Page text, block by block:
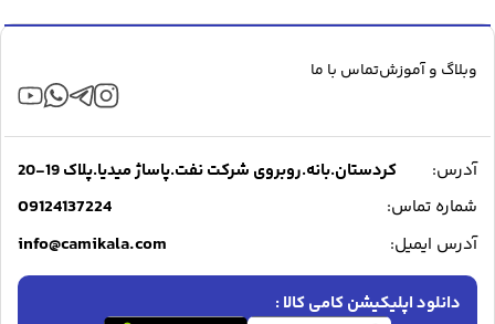
وبلاگ و آموزشتماس با ما
آدرس:
کردستان.بانه.روبروی شرکت نفت.پاساژ میدیا.پلاک 19-20
شماره تماس:
09124137224
آدرس ایمیل: info@camikala.com
دانلود اپلیکیشن کامی کالا :